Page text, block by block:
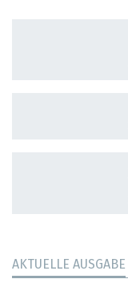
AKTUELLE AUSGABE